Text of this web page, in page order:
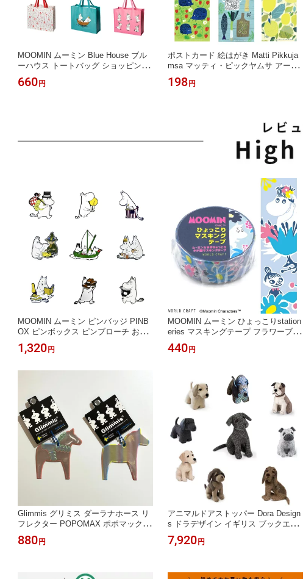
MOOMIN ムーミン Blue House ブル
ーハウス トートバッグ ショッピング
バッグ お買い物バッグ マザーズバッ
グ レジャーバッグ ピクニック 北欧
660円
ポストカード 絵はがき Matti Pikkuja
msa マッティ・ピックヤムサ アート
メッセージカード 北欧デザイン フィ
ンランド 可愛い 北欧グッズ 北欧雑貨
198円
MOOMIN ムーミン ピンバッジ PINB
OX ピンボックス ピンブローチ おし
ゃれ かわいい 北欧 プレゼント プチ
ギフト 誕生日 母の日 父の日 ピンBO
1,320円
MOOMIN ムーミン ひょっこりstation
eries マスキングテープ フラワーブル
ー ワールドクラフト かわいい おしゃ
れ 文房具 ステーショナリー 北欧 プ
440円
Glimmis グリミス ダーラナホース リ
フレクター POPOMAX ポポマックス
反射板 バッグチャーム 交通安全 キー
ホルダー 北欧 プレゼント 馬
880円
アニマルドアストッパー Dora Design
s ドラデザイン イギリス ブックエン
ド 犬 ラブラドール パグ ブルドッグ
コッカースパニエル コッカプー ブラ
母の日 父の日 ホワイトデー
7,920円